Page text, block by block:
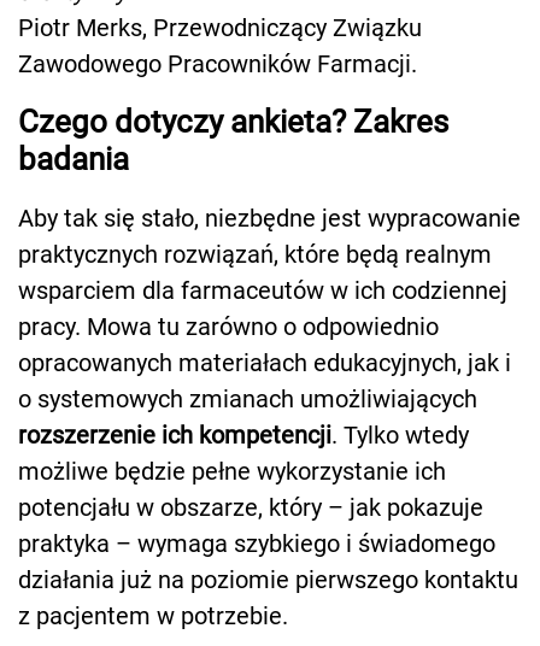
Piotr Merks, Przewodniczący Związku
Zawodowego Pracowników Farmacji.
Czego dotyczy ankieta? Zakres
badania
Aby tak się stało, niezbędne jest wypracowanie
praktycznych rozwiązań, które będą realnym
wsparciem dla farmaceutów w ich codziennej
pracy. Mowa tu zarówno o odpowiednio
opracowanych materiałach edukacyjnych, jak i
o systemowych zmianach umożliwiających
rozszerzenie ich kompetencji. Tylko wtedy
możliwe będzie pełne wykorzystanie ich
potencjału w obszarze, który – jak pokazuje
praktyka – wymaga szybkiego i świadomego
działania już na poziomie pierwszego kontaktu
z pacjentem w potrzebie.